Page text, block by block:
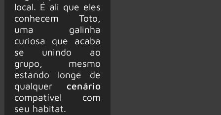
local. É ali que eles
conhecem Toto,
uma galinha
curiosa que acaba
se unindo ao
grupo, mesmo
estando longe de
qualquer cenário
compatível com
seu habitat.